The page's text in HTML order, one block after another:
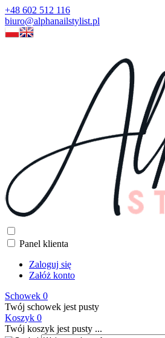
+48 602 512 116
biuro@alphanailstylist.pl
Panel klienta
Zaloguj się
Załóż konto
Schowek 0
Twój schowek jest pusty
Koszyk 0
Twój koszyk jest pusty ...